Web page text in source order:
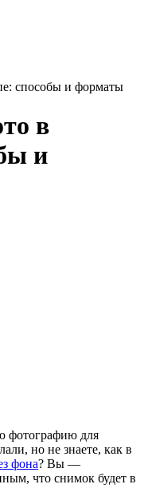
способы и форматы
в
и
фотографию для
но не знаете, как в
фона? Вы —
что снимок будет в